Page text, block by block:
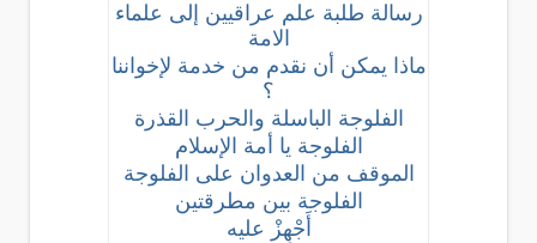
رسالة طلبة علم عراقيين إلى علماء
الامة
ماذا يمكن أن نقدم من خدمة لإخواننا
؟
الفلوجة الباسلة والحرب القذرة
الفلوجة يا أمة الإسلام
الموقف من العدوان على الفلوجة
الفلوجة بين مطرقتين
أَجْهِزْ عليه